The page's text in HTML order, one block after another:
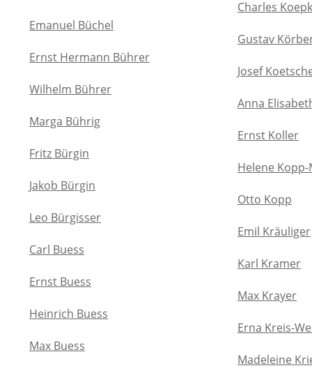
Emanuel Büchel
Ernst Hermann Bührer
Wilhelm Bührer
Marga Bührig
Fritz Bürgin
Jakob Bürgin
Leo Bürgisser
Carl Buess
Ernst Buess
Heinrich Buess
Max Buess
Charles
Gustav
Josef
Anna
Ernst Koller
Helene
Otto Kopp
Emil Kräuliger
Karl Kramer
Max Krayer
Erna Kreis-
Madeleine